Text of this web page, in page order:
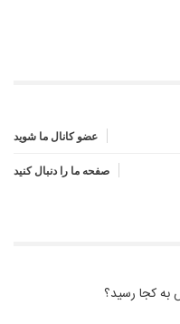
عضو کانال ما شوید
صفحه ما را دنبال کنید
به کجا رسید؟